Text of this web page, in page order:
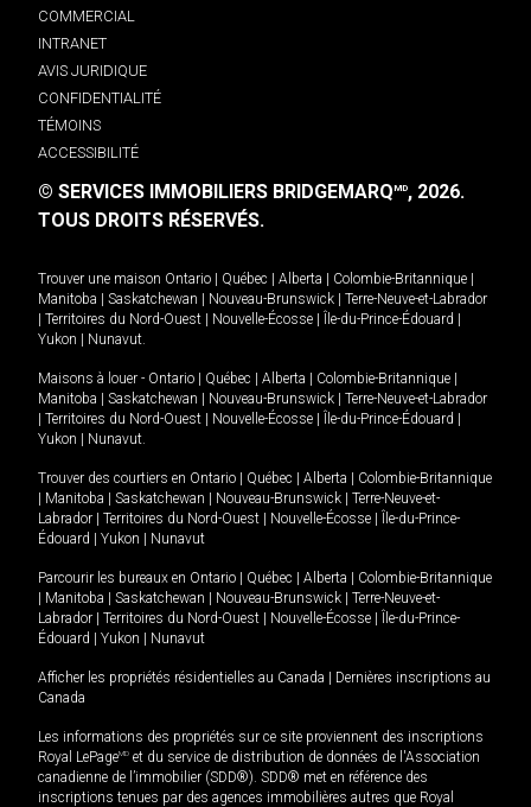
COMMERCIAL
INTRANET
AVIS JURIDIQUE
CONFIDENTIALITÉ
TÉMOINS
ACCESSIBILITÉ
© SERVICES IMMOBILIERS BRIDGEMARQMD, 2026.
TOUS DROITS RÉSERVÉS.
Trouver une maison Ontario | Québec | Alberta | Colombie-Britannique |
Manitoba | Saskatchewan | Nouveau-Brunswick | Terre-Neuve-et-Labrador
| Territoires du Nord-Ouest | Nouvelle-Écosse | Île-du-Prince-Édouard |
Yukon | Nunavut.
Maisons à louer - Ontario | Québec | Alberta | Colombie-Britannique |
Manitoba | Saskatchewan | Nouveau-Brunswick | Terre-Neuve-et-Labrador
| Territoires du Nord-Ouest | Nouvelle-Écosse | Île-du-Prince-Édouard |
Yukon | Nunavut.
Trouver des courtiers en Ontario | Québec | Alberta | Colombie-Britannique
| Manitoba | Saskatchewan | Nouveau-Brunswick | Terre-Neuve-et-
Labrador | Territoires du Nord-Ouest | Nouvelle-Écosse | Île-du-Prince-
Édouard | Yukon | Nunavut
Parcourir les bureaux en Ontario | Québec | Alberta | Colombie-Britannique
| Manitoba | Saskatchewan | Nouveau-Brunswick | Terre-Neuve-et-
Labrador | Territoires du Nord-Ouest | Nouvelle-Écosse | Île-du-Prince-
Édouard | Yukon | Nunavut
Afficher les propriétés résidentielles au Canada | Dernières inscriptions au
Canada
Les informations des propriétés sur ce site proviennent des inscriptions
Royal LePageMD et du service de distribution de données de l'Association
canadienne de l’immobilier (SDD®). SDD® met en référence des
inscriptions tenues par des agences immobilières autres que Royal